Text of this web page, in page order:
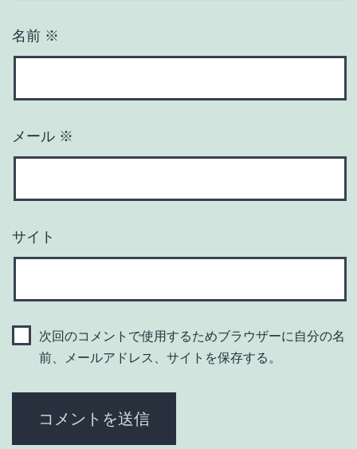
名前 ※
メール ※
サイト
次回のコメントで使用するためブラウザーに自分の名
前、メールアドレス、サイトを保存する。